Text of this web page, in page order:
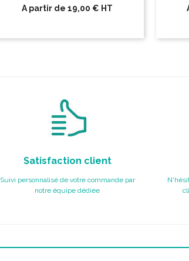
A partir de 19,00 € HT
Satisfaction client
Suivi personnalisé de votre commande par
notre équipe dédiée